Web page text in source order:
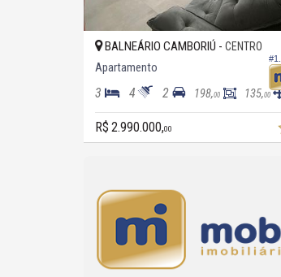
BALNEÁRIO CAMBORIÚ - CENTRO
Apartamento
3 4 2 198,00 135,00
R$ 2.990.000,00